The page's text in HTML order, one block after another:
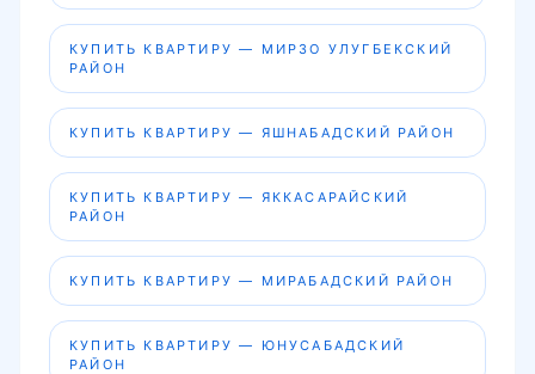
КУПИТЬ КВАРТИРУ — МИРЗО УЛУГБЕКСКИЙ
РАЙОН
КУПИТЬ КВАРТИРУ — ЯШНАБАДСКИЙ РАЙОН
КУПИТЬ КВАРТИРУ — ЯККАСАРАЙСКИЙ
РАЙОН
КУПИТЬ КВАРТИРУ — МИРАБАДСКИЙ РАЙОН
КУПИТЬ КВАРТИРУ — ЮНУСАБАДСКИЙ
РАЙОН